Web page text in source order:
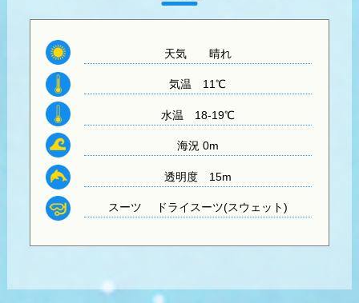
天気 晴れ
気温 11℃
水温 18-19℃
海況 0m
透明度15m
スーツ ドライスーツ(スウェット)